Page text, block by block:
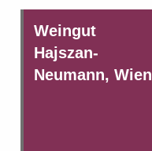
Weingut
Hajszan-
Neumann, Wien